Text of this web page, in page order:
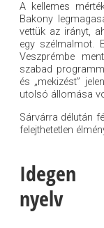
A kellemes
Bakony
vettük az irányt,
egy szélmalmot.
Veszprémbe
szabad
és „mekizést”
utolsó állomása
Sárvárra délután
felejthetetlen
Idegen
nyelv